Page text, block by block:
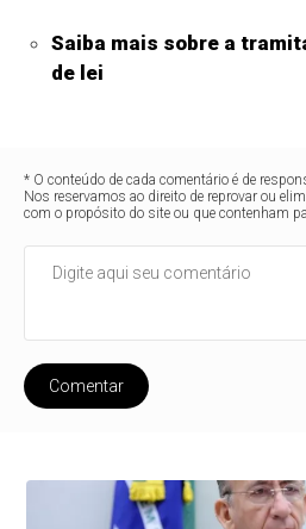
Saiba mais sobre a
de lei
* O conteúdo de cada comentário é de
Nos reservamos ao direito de reprovar ou
com o propósito do site ou que contenham
Comentar